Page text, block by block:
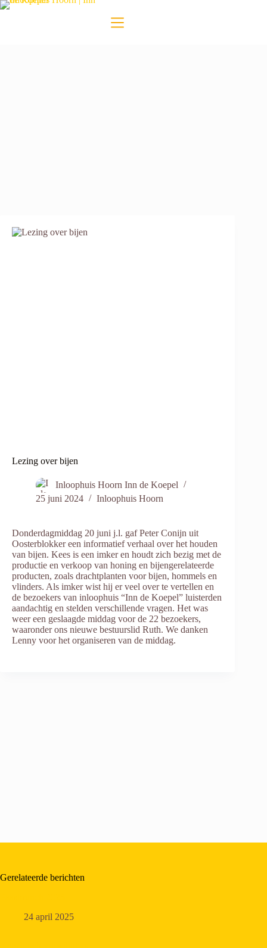
Lezing over bijen
Inloophuis Hoorn Inn de Koepel
25 juni 2024
Inloophuis Hoorn
Donderdagmiddag 20 juni j.l. gaf Peter Conijn uit
Oosterblokker een informatief verhaal over het houden
van bijen. Kees is een imker en houdt zich bezig met de
productie en verkoop van honing en bijengerelateerde
producten, zoals drachtplanten voor bijen, hommels en
vlinders. Als imker wist hij er veel over te vertellen en
de bezoekers van inloophuis “Inn de Koepel” luisterden
aandachtig en stelden verschillende vragen. Het was
weer een geslaagde middag voor de 22 bezoekers,
waaronder ons nieuwe bestuurslid Ruth. We danken
Lenny voor het organiseren van de middag.
Gerelateerde berichten
24 april 2025